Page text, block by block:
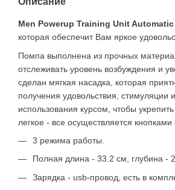
Men Powerup Training Unit Automatic
которая обеспечит Вам яркое
Помпа выполнена из прочных
отслеживать уровень возбуждения и
сделан мягкая насадка, которая
получения удовольствия, стимуляции
использования курсом, чтобы
легкое - все осуществляется
3 режима работы.
Полная длина - 33.2 см, глубина -
Зарядка - usb-провод, есть в